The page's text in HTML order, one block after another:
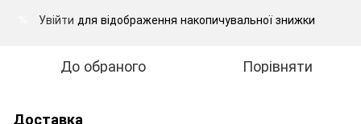
Увійти для відображення накопичувальної знижки
До обраного Порівняти
Доставка